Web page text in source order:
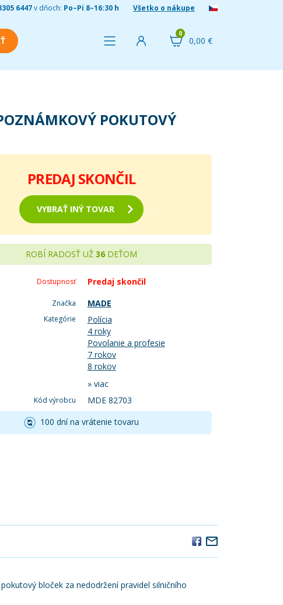
6447v dňoch: Po–Pi 8–16:30 h Všetko o nákupe
0,00 €
0
POKUTOVÝ
PREDAJ SKONČIL
VYBRAŤ INÝ TOVAR
ROBÍ RADOSŤ UŽ36 DEŤOM
Dostupnosť Predaj skončil
Značka MADE
Kategórie
Polícia
4 roky
Povolanie a profesie
7 rokov
8 rokov
» viac
Kód výrobcu
MDE 82703
100 dní na vrátenie tovaru
bloček za nedodržení pravidel silničního